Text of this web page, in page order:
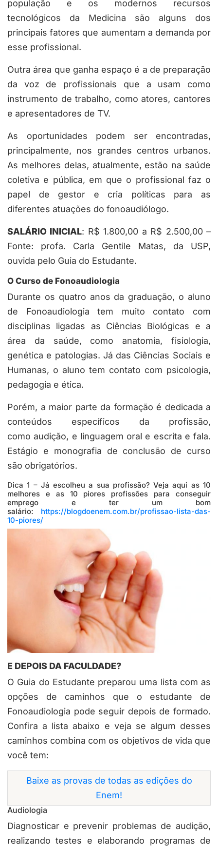
população e os modernos recursos
tecnológicos da Medicina são alguns dos
principais fatores que aumentam a demanda por
esse profissional.
Outra área que ganha espaço é a de preparação
da voz de profissionais que a usam como
instrumento de trabalho, como atores, cantores
e apresentadores de TV.
As oportunidades podem ser encontradas,
principalmente, nos grandes centros urbanos.
As melhores delas, atualmente, estão na saúde
coletiva e pública, em que o profissional faz o
papel de gestor e cria políticas para as
diferentes atuações do fonoaudiólogo.
SALÁRIO INICIAL: R$ 1.800,00 a R$ 2.500,00 –
Fonte: profa. Carla Gentile Matas, da USP,
ouvida pelo Guia do Estudante.
O Curso de Fonoaudiologia
Durante os quatro anos da graduação, o aluno
de Fonoaudiologia tem muito contato com
disciplinas ligadas as Ciências Biológicas e a
área da saúde, como anatomia, fisiologia,
genética e patologias. Já das Ciências Sociais e
Humanas, o aluno tem contato com psicologia,
pedagogia e ética.
Porém, a maior parte da formação é dedicada a
conteúdos específicos da profissão,
como audição, e linguagem oral e escrita e fala.
Estágio e monografia de conclusão de curso
são obrigatórios.
Dica 1 – Já escolheu a sua profissão? Veja aqui as 10
melhores e as 10 piores profissões para conseguir
emprego e ter um bom
salário: https://blogdoenem.com.br/profissao-lista-das-
10-piores/
E DEPOIS DA FACULDADE?
O Guia do Estudante preparou uma lista com as
opções de caminhos que o estudante de
Fonoaudiologia pode seguir depois de formado.
Confira a lista abaixo e veja se algum desses
caminhos combina com os objetivos de vida que
você tem:
Baixe as provas de todas as edições do
Enem!
Audiologia
Diagnosticar e prevenir problemas de audição,
realizando testes e elaborando programas de